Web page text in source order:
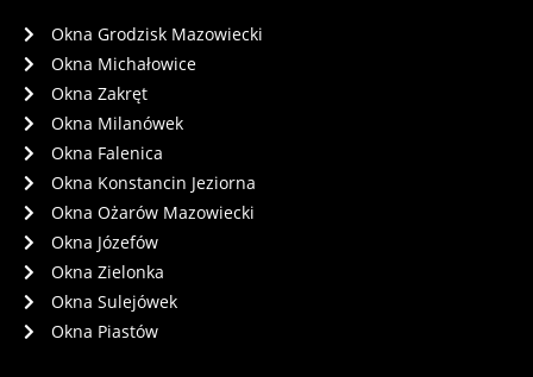
Okna Grodzisk Mazowiecki
Okna Michałowice
Okna Zakręt
Okna Milanówek
Okna Falenica
Okna Konstancin Jeziorna
Okna Ożarów Mazowiecki
Okna Józefów
Okna Zielonka
Okna Sulejówek
Okna Piastów